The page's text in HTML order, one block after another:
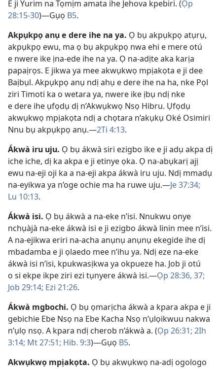
E ji Yurim na Tọmịm amata ihe Jehova kpebiri. (Ọp
28:15-​30)​—Gụọ B5.
Akpụkpọ anụ e dere ihe na ya. Ọ bụ akpụkpọ atụrụ,
akpụkpọ ewu, ma ọ bụ akpụkpọ nwa ehi e mere otú
e nwere ike ịna-ede ihe na ya. Ọ na-adịte aka karịa
papaịrọs. E jikwa ya mee akwụkwọ mpịakọta e ji dee
Baịbụl. Akpụkpọ anụ ndị ahụ e dere ihe na ha, nke Pọl
ziri Timoti ka o wetara ya, nwere ike ịbụ ndị nke
e dere ihe ụfọdụ dị n’Akwụkwọ Nsọ Hibru. Ụfọdụ
akwụkwọ mpịakọta ndị a chọtara n’akụkụ Oké Osimiri
Nnu bụ akpụkpọ anụ.​—2Ti 4:​13.
Ákwà iru uju. Ọ bụ ákwà siri ezigbo ike e ji adụ akpa dị
iche iche, dị ka akpa e ji etinye ọka. Ọ na-abụkarị ajị
ewu na-eji oji ka a na-eji akpa ákwà iru uju. Ndị mmadụ
na-eyikwa ya n’oge ochie ma ha ruwe uju.​—Je 37:34;
Lu 10:13.
Ákwà isi. Ọ bụ ákwà a na-eke n’isi. Nnukwu onye
nchụàjà na-eke ákwà isi e ji ezigbo ákwà linin mee n’isi.
A na-ejikwa eriri na-acha anụnụ anụnụ ekegide ihe dị
mbadamba e ji ọlaedo mee n’ihu ya. Ndị eze na-eke
ákwà isi n’isi, kpukwasịkwa ya okpueze ha. Job ji otú
o si ekpe ikpe ziri ezi tụnyere ákwà isi.​—Ọp 28:36, 37;
Job 29:14; Ezi 21:26.
Ákwà mgbochi. Ọ bụ ọmarịcha ákwà a kpara akpa e ji
gebichie Ebe Nsọ na Ebe Kacha Nsọ n’ụlọikwuu nakwa
n’ụlọ nsọ. A kpara ndị cherob n’ákwà a. (Ọp 26:31; 2Ih
3:14; Mt 27:51; Hib. 9:3)​—Gụọ B5.
Akwụkwọ mpịakọta. Ọ bụ akwụkwọ na-adị ogologo